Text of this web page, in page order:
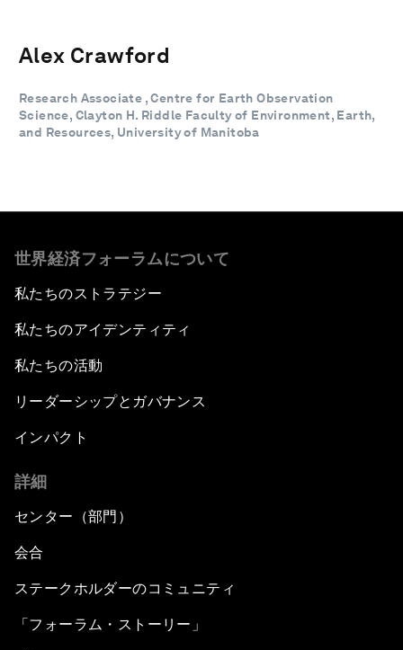
Alex Crawford
Research Associate , Centre for Earth Observation
Science, Clayton H. Riddle Faculty of Environment, Earth,
and Resources, University of Manitoba
世界経済フォーラムについて
私たちのストラテジー
私たちのアイデンティティ
私たちの活動
リーダーシップとガバナンス
インパクト
詳細
センター（部門）
会合
ステークホルダーのコミュニティ
「フォーラム・ストーリー」